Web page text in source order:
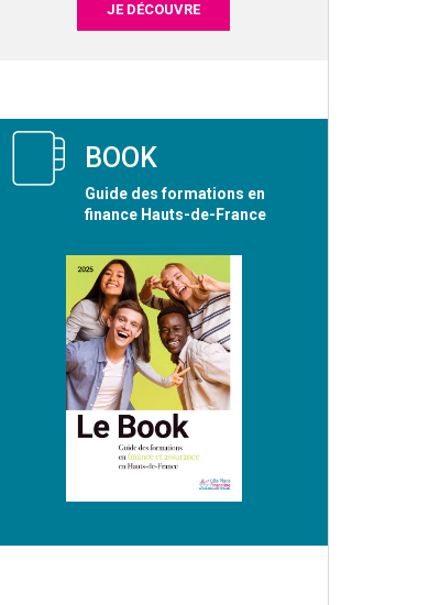
JE DÉCOUVRE
BOOK
Guide des formations en
finance Hauts-de-France